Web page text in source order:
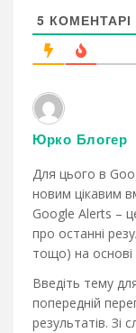
5 КОМЕНТАРІ
Юрко Блогер
Для цього в
новим цікавим
Google Alerts –
про останні
тощо) на основі
Введіть тему
попередній
результатів. Зі